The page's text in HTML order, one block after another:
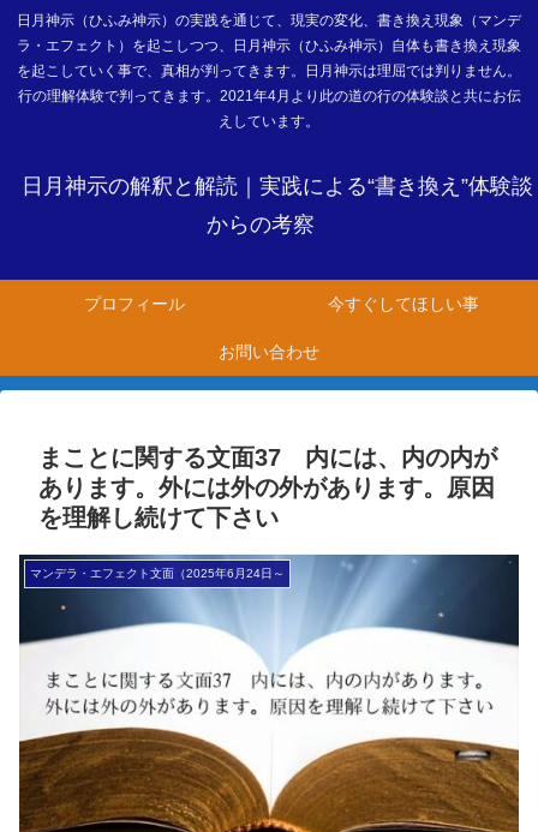
日月神示（ひふみ神示）の実践を通じて、現実の変化、書き換え現象（マンデ
ラ・エフェクト）を起こしつつ、日月神示（ひふみ神示）自体も書き換え現象
を起こしていく事で、真相が判ってきます。日月神示は理屈では判りません。
行の理解体験で判ってきます。2021年4月より此の道の行の体験談と共にお伝
えしています。
日月神示の解釈と解読｜実践による“書き換え”体験談
からの考察
プロフィール 今すぐしてほしい事
お問い合わせ
まことに関する文面37 内には、内の内が
あります。外には外の外があります。原因
を理解し続けて下さい
マンデラ・エフェクト文面（2025年6月24日～